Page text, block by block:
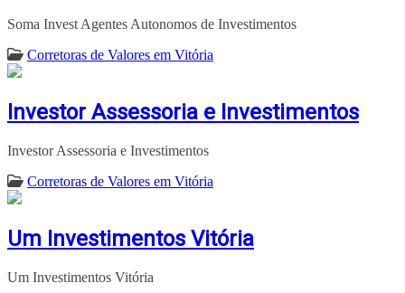
Soma Invest Agentes Autonomos de Investimentos
Corretoras de Valores em Vitória
Investor Assessoria e Investimentos
Investor Assessoria e Investimentos
Corretoras de Valores em Vitória
Um Investimentos Vitória
Um Investimentos Vitória